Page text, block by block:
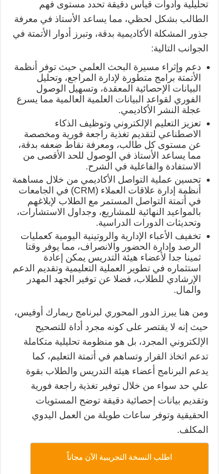
تحليلية وأدوات قياس دقيقة تحدد مستوى فهم
الطالب بشكل لحظي، مما يساعد الأستاذ في معرفة
جذور المشكلة الأكاديمية بدقة، وتبرز أدوار الأتمتة في
الجوانب التالية:
دعم وإثراء مسيرة البحث العلمي حيث توفر أنظمة
الأتمتة برامج متطورة لإدارة المراجع، وتحليل
البيانات الإحصائية المعقدة، وتسهيل الوصول
الفوري لقواعد البيانات العلمية العالمية مما يسرع
عجلة النشر الأكاديمي.
تعزيز التعليم الإلكتروني وتوظيف الذكاء
الاصطناعي لتقديم تغذية راجعة فورية ومخصصة
عن مستوى كل طالب، ومعرفة نقاط ضعفه بدقة،
مما يساعد الأستاذ في الوصول للحد الأقصى من
الاستفادة والفاعلية في الشرح.
تحسين عملية التواصل الأكاديمي من خلال مساهمة
أنظمة إدارة علاقات العملاء (CRM) في الجامعات
في أتمتة التواصل المستمر مع الطلاب لإبلاغهم
بالمواعيد النهائية للمشاريع، وجداول الاستشارات،
وتحديثات الدورات الدراسية.
تخفيف الأعباء الإدارية والروتينية اليومية كعمليات
الرصد وإدارة الحضور والانصراف، مما يوفر وقتا
ثمينا جدا لأعضاء هيئة التدريس يمكن إعادة
استثماره في تطوير العملية التعليمية وتقديم الدعم
الإرشادي للطلاب، فضلا عن توفير الجهد المهدر
والمال.
ومن هنا يبرز الدور المحوري لبرنامج ريمارك أوفيس،
حيث إنه لا يقتصر على كونه مجرد أداة للتصحيح
الإلكتروني المجرد، بل هو منظومة تحليلية متكاملة
تدعم اتخاذ القرار وتساهم في أتمتة التعليم، كما
يدعم البرنامج أعضاء هيئة التدريس والطلاب بقوة
علي حد سواء من خلال توفير تغذية راجعة فورية
وتقديم بيانات إحصائية دقيقة توضح المستويات
الحقيقية وتوفر ساعات طويلة من العمل اليدوي
المكلف.
اطلب النسخة التجريبية الآن مجاناً